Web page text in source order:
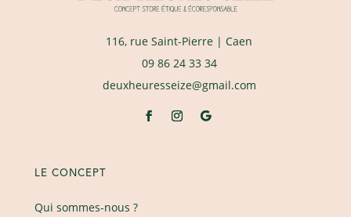
116, rue Saint-Pierre | Caen
09 86 24 33 34
deuxheuresseize@gmail.com
LE CONCEPT
Qui sommes-nous ?